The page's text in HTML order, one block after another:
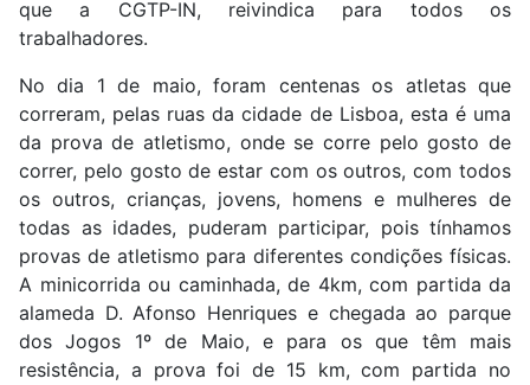
que a CGTP-IN, reivindica para todos os
trabalhadores.
No dia 1 de maio, foram centenas os atletas que
correram, pelas ruas da cidade de Lisboa, esta é uma
da prova de atletismo, onde se corre pelo gosto de
correr, pelo gosto de estar com os outros, com todos
os outros, crianças, jovens, homens e mulheres de
todas as idades, puderam participar, pois tínhamos
provas de atletismo para diferentes condições físicas.
A minicorrida ou caminhada, de 4km, com partida da
alameda D. Afonso Henriques e chegada ao parque
dos Jogos 1º de Maio, e para os que têm mais
resistência, a prova foi de 15 km, com partida no